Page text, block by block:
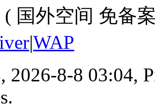
( 国外空间 免备
|WAP
2026-8-8 03:04,
.